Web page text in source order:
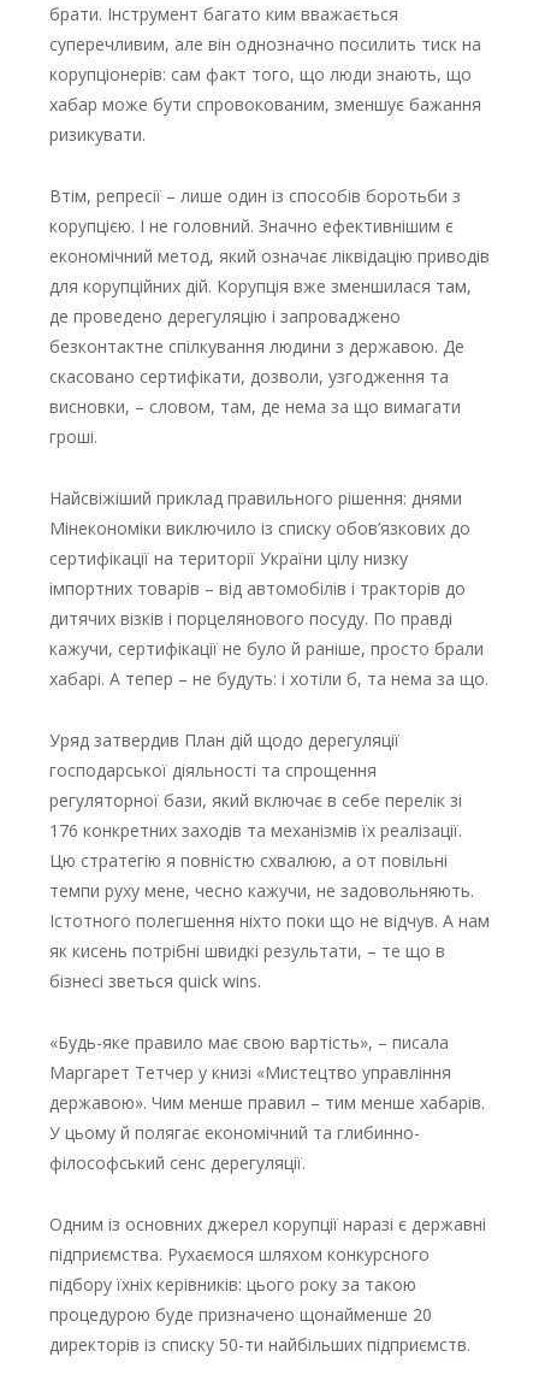
брати. Інструмент багато ким вважається
суперечливим, але він однозначно посилить тиск на
корупціонерів: сам факт того, що люди знають, що
хабар може бути спровокованим, зменшує бажання
ризикувати.
Втім, репресії – лише один із способів боротьби з
корупцією. І не головний. Значно ефективнішим є
економічний метод, який означає ліквідацію приводів
для корупційних дій. Корупція вже зменшилася там,
де проведено дерегуляцію і запроваджено
безконтактне спілкування людини з державою. Де
скасовано сертифікати, дозволи, узгодження та
висновки, – словом, там, де нема за що вимагати
гроші.
Найсвіжіший приклад правильного рішення: днями
Мінекономіки виключило із списку обов’язкових до
сертифікації на території України цілу низку
імпортних товарів – від автомобілів і тракторів до
дитячих візків і порцелянового посуду. По правді
кажучи, сертифікації не було й раніше, просто брали
хабарі. А тепер – не будуть: і хотіли б, та нема за що.
Уряд затвердив План дій щодо дерегуляції
господарської діяльності та спрощення
регуляторної бази, який включає в себе перелік зі
176 конкретних заходів та механізмів їх реалізації.
Цю стратегію я повністю схвалюю, а от повільні
темпи руху мене, чесно кажучи, не задовольняють.
Істотного полегшення ніхто поки що не відчув. А нам
як кисень потрібні швидкі результати, – те що в
бізнесі зветься quick wins.
«Будь-яке правило має свою вартість», – писала
Маргарет Тетчер у книзі «Мистецтво управління
державою». Чим менше правил – тим менше хабарів.
У цьому й полягає економічний та глибинно-
філософський сенс дерегуляції.
Одним із основних джерел корупції наразі є державні
підприємства. Рухаємося шляхом конкурсного
підбору їхніх керівників: цього року за такою
процедурою буде призначено щонайменше 20
директорів із списку 50-ти найбільших підприємств.